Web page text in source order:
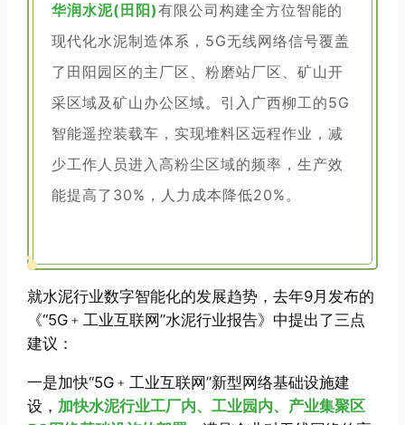
华润水泥(田阳)有限公司构建全方位智能的
现代化水泥制造体系，5G无线网络信号覆盖
了田阳园区的主厂区、粉磨站厂区、矿山开
采区域及矿山办公区域。引入广西柳工的5G
智能遥控装载车，实现堆料区远程作业，减
少工作人员进入高粉尘区域的频率，生产效
能提高了30%，人力成本降低20%。
就水泥行业数字智能化的发展趋势，去年9月发布的
《“5G﹢工业互联网”水泥行业报告》中提出了三点
建议：
一是加快“5G﹢工业互联网”新型网络基础设施建
设， 加快水泥行业工厂内、工业园内、产业集聚区